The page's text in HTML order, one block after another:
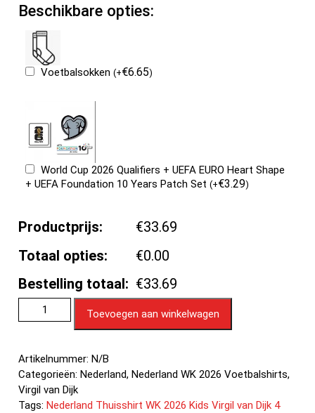
Beschikbare opties:
Voetbalsokken(+€6.65)
World Cup 2026 Qualifiers + UEFA EURO Heart Shape
+ UEFA Foundation 10 Years Patch Set(+€3.29)
Productprijs:
€33.69
Totaal opties:
€0.00
Bestelling totaal: €33.69
Toevoegen aan winkelwagen
Artikelnummer:N/B
Categorieën:Nederland,Nederland WK 2026 Voetbalshirts,
Virgil van Dijk
Tags:Nederland Thuisshirt WK 2026 Kids Virgil van Dijk 4